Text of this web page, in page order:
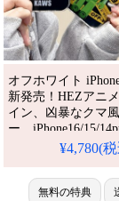
オフホワイト
新発売！HEZアニ
イン、凶暴なクマ
ー。iPhone16/15/
応。芸能人も愛用
様。かわいいアニ
流行り、格安で手
¥4,780(
無料の特典